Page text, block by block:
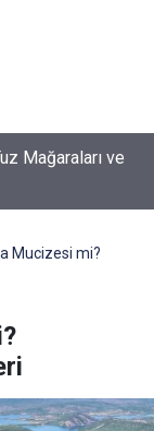
Mağaraları ve
Mucizesi mi?